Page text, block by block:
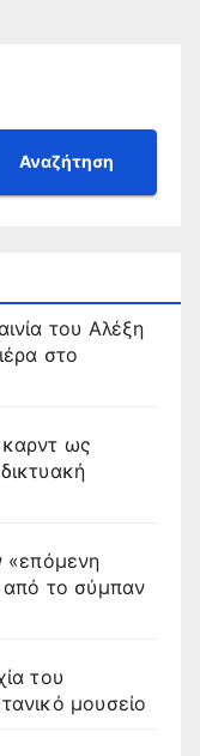
Αναζήτηση
του Αλέξη
στο
ως
«επόμενη
από το σύμπαν
του
μουσείο